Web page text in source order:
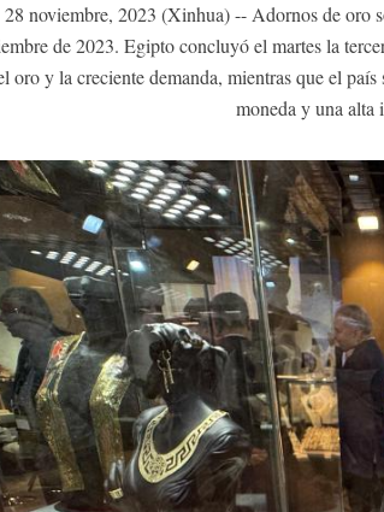
noviembre, 2023 (Xinhua) -- Adornos de oro
de 2023. Egipto concluyó el martes la
oro y la creciente demanda, mientras que el
moneda y una